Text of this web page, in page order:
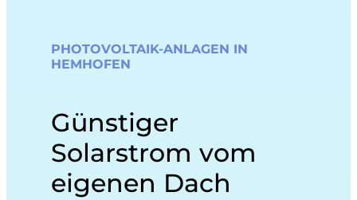
PHOTOVOLTAIK-ANLAGEN IN
HEMHOFEN
Günstiger
Solarstrom vom
eigenen Dach